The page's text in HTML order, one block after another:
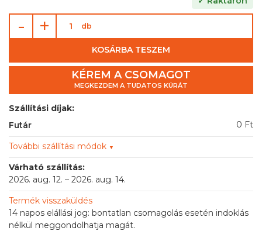
+
- db
KOSÁRBA TESZEM
KÉREM A CSOMAGOT
MEGKEZDEM A TUDATOS KÚRÁT
Szállítási díjak:
Futár
0 Ft
További szállítási módok ▼
Várható szállítás:
2026. aug. 12. – 2026. aug. 14.
Termék visszaküldés
14 napos elállási jog: bontatlan csomagolás esetén indoklás
nélkül meggondolhatja magát.